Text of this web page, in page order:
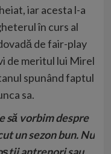
iar acesta l-a
în curs al
de fair-play
de meritul lui Mirel
spunând faptul
sa.
să vorbim despre
un sezon bun. Nu